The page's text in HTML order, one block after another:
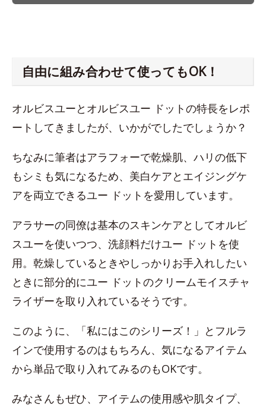
自由に組み合わせて使ってもOK！
オルビスユーとオルビスユー ドットの特長をレポ
ートしてきましたが、いかがでしたでしょうか？
ちなみに筆者はアラフォーで乾燥肌、ハリの低下
もシミも気になるため、美白ケアとエイジングケ
アを両立できるユー ドットを愛用しています。
アラサーの同僚は基本のスキンケアとしてオルビ
スユーを使いつつ、洗顔料だけユー ドットを使
用。乾燥しているときやしっかりお手入れしたい
ときに部分的にユー ドットのクリームモイスチャ
ライザーを取り入れているそうです。
このように、「私にはこのシリーズ！」とフルラ
インで使用するのはもちろん、気になるアイテム
から単品で取り入れてみるのもOKです。
みなさんもぜひ、アイテムの使用感や肌タイプ、